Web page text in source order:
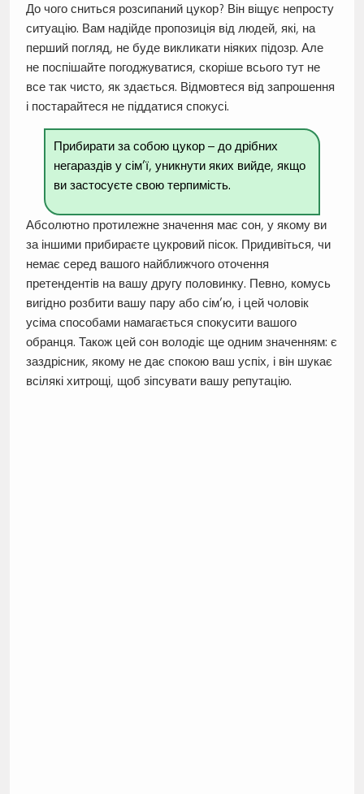
До чого сниться розсипаний цукор? Він віщує непросту
ситуацію. Вам надійде пропозиція від людей, які, на
перший погляд, не буде викликати ніяких підозр. Але
не поспішайте погоджуватися, скоріше всього тут не
все так чисто, як здається. Відмовтеся від запрошення
і постарайтеся не піддатися спокусі.
Прибирати за собою цукор – до дрібних
негараздів у сім’ї, уникнути яких вийде, якщо
ви застосуєте свою терпимість.
Абсолютно протилежне значення має сон, у якому ви
за іншими прибираєте цукровий пісок. Придивіться, чи
немає серед вашого найближчого оточення
претендентів на вашу другу половинку. Певно, комусь
вигідно розбити вашу пару або сім’ю, і цей чоловік
усіма способами намагається спокусити вашого
обранця. Також цей сон володіє ще одним значенням: є
заздрісник, якому не дає спокою ваш успіх, і він шукає
всілякі хитрощі, щоб зіпсувати вашу репутацію.